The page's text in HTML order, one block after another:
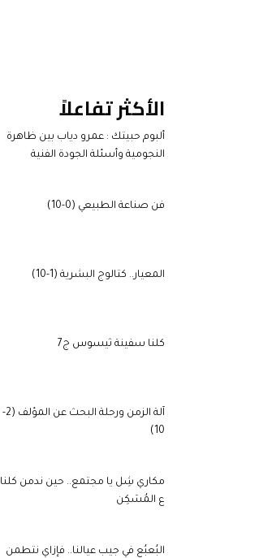
الأكثر تفاعلاً
ألبوم حبيتك : عمرو دياب بين ظاهرة
النجومية وأسئلة الجودة الفنية
فن صناعة الطبيعي (0-10)
المعيار.. كتالوج البشرية (1-10)
كلنا سفينة ثيسوس ج7
آلة الزمن ورحلة البحث عن المؤلف (2-
10)
مكاري شِل يا مجتمع.. حين ندمن كلنا
ع المُسَكِن
البُعبُع في جيب عيالنا.. فإزاي نتطمن